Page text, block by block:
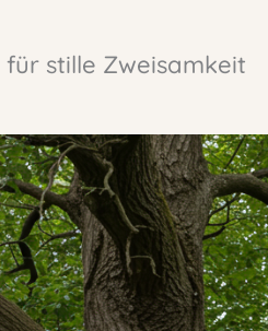
für stille Zweisamkeit